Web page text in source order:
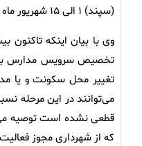
(سپند) ۱ الی ۱۵ شهریور ماه برای سال تحصیلی ۱۴۰۵-۱۴۰۴ می‌باشد و دیگر قابل تمدید نخواهد بود.
تخصیص سرویس مدارس با
تغییر محل سکونت و یا
می‌توانند در این مرحله
قطعی نشده است توصیه می
که از شهرداری مجوز